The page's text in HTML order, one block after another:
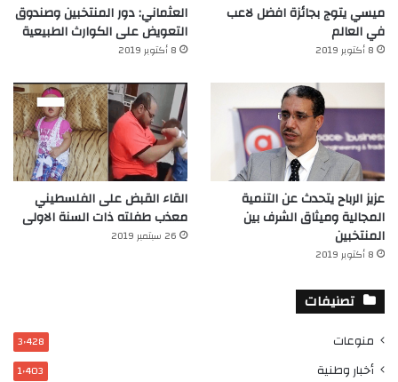
ميسي يتوج بجائزة افضل لاعب
في العالم‎
8 أكتوبر 2019
العثماني: دور المنتخبين وصندوق
التعويض على الكوارث الطبيعية
8 أكتوبر 2019
عزيز الرباح يتحدث عن التنمية
المجالية وميثاق الشرف بين
المنتخبين
8 أكتوبر 2019
القاء القبض على الفلسطيني
معذب طفلته ذات السنة الاولى
26 سبتمبر 2019
تصنيفات
منوعات 3٬428
أخبار وطنية 1٬403